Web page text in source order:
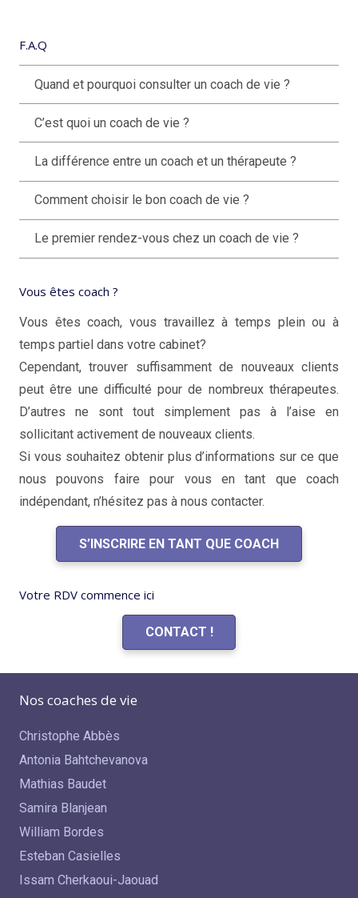
F.A.Q
Quand et pourquoi consulter un coach de vie ?
C’est quoi un coach de vie ?
La différence entre un coach et un thérapeute ?
Comment choisir le bon coach de vie ?
Le premier rendez-vous chez un coach de vie ?
Vous êtes coach ?
Vous êtes coach, vous travaillez à temps plein ou à
temps partiel dans votre cabinet?
Cependant, trouver suffisamment de nouveaux clients
peut être une difficulté pour de nombreux thérapeutes.
D’autres ne sont tout simplement pas à l’aise en
sollicitant activement de nouveaux clients.
Si vous souhaitez obtenir plus d’informations sur ce que
nous pouvons faire pour vous en tant que coach
indépendant, n’hésitez pas à nous contacter.
S’INSCRIRE EN TANT QUE COACH
Votre RDV commence ici
CONTACT !
Nos coaches de vie
Christophe Abbès
Antonia Bahtchevanova
Mathias Baudet
Samira Blanjean
William Bordes
Esteban Casielles
Issam Cherkaoui-Jaouad